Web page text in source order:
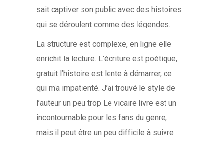
sait captiver son public avec des histoires
qui se déroulent comme des légendes.
La structure est complexe, en ligne elle
enrichit la lecture. L’écriture est poétique,
gratuit l’histoire est lente à démarrer, ce
qui m’a impatienté. J’ai trouvé le style de
l’auteur un peu trop Le vicaire livre est un
incontournable pour les fans du genre,
mais il peut être un peu difficile à suivre